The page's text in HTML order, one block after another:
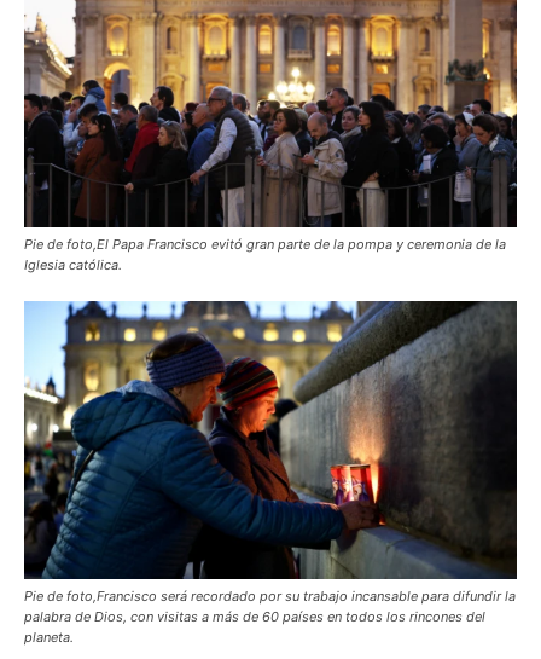
Pie de foto,El Papa Francisco evitó gran parte de la pompa y ceremonia de la
Iglesia católica.
Pie de foto,Francisco será recordado por su trabajo incansable para difundir la
palabra de Dios, con visitas a más de 60 países en todos los rincones del
planeta.